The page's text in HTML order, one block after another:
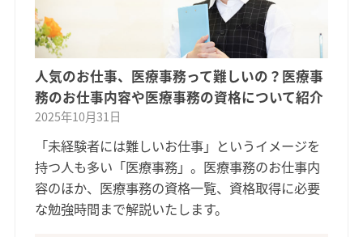
人気のお仕事、医療事務って難しいの？医療事
務のお仕事内容や医療事務の資格について紹介
2025年10月31日
「未経験者には難しいお仕事」というイメージを
持つ人も多い「医療事務」。医療事務のお仕事内
容のほか、医療事務の資格一覧、資格取得に必要
な勉強時間まで解説いたします。